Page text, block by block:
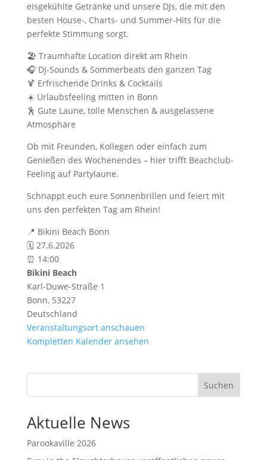
eisgekühlte Getränke und unsere DJs, die mit den
besten House-, Charts- und Summer-Hits für die
perfekte Stimmung sorgt.
🏖️ Traumhafte Location direkt am Rhein
🎧 DJ-Sounds & Sommerbeats den ganzen Tag
🍹 Erfrischende Drinks & Cocktails
☀️ Urlaubsfeeling mitten in Bonn
🕺 Gute Laune, tolle Menschen & ausgelassene
Atmosphäre
Ob mit Freunden, Kollegen oder einfach zum
Genießen des Wochenendes – hier trifft Beachclub-
Feeling auf Partylaune.
Schnappt euch eure Sonnenbrillen und feiert mit
uns den perfekten Tag am Rhein!
📍 Bikini Beach Bonn
🗓️ 27.6.2026
⏰ 14:00
Bikini Beach
Karl-Duwe-Straße 1
Bonn, 53227
Deutschland
Veranstaltungsort anschauen
Kompletten Kalender ansehen
Suchen
Aktuelle News
Parookaville 2026